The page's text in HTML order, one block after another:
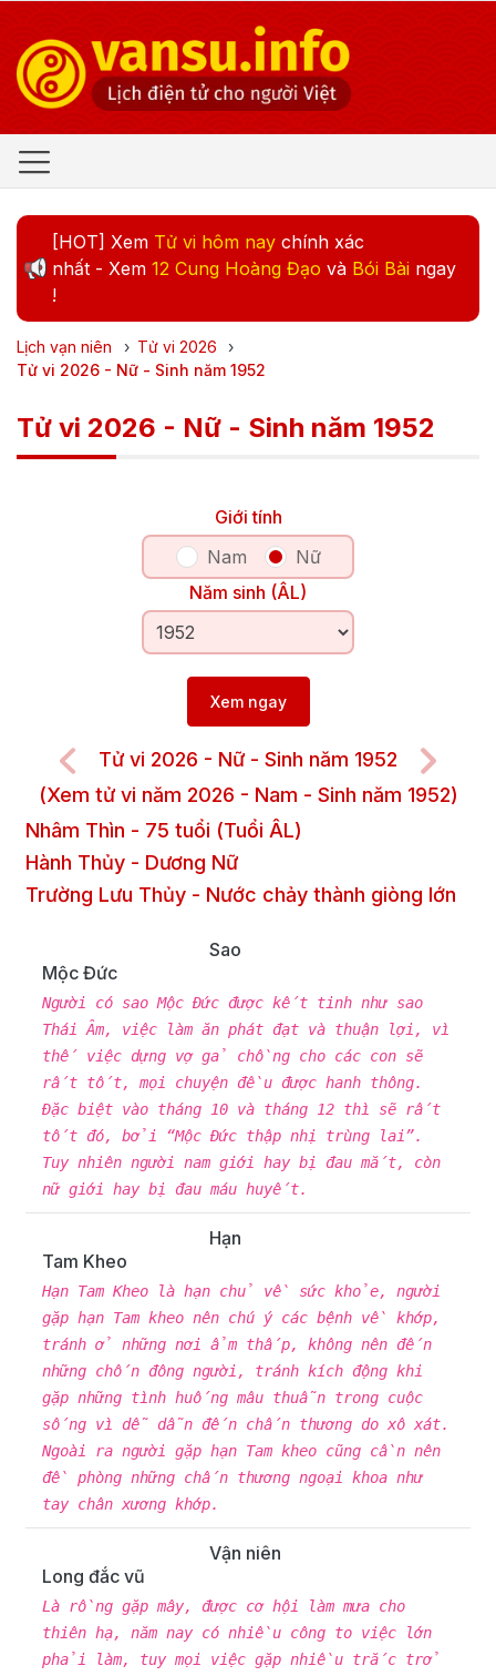
[HOT] Xem Tử vi hôm nay chính xác
nhất - Xem 12 Cung Hoàng Đạo và Bói Bài ngay
!
Lịch vạn niên › Tử vi 2026
›
Tử vi 2026 - Nữ - Sinh năm 1952
Tử vi 2026 - Nữ - Sinh năm 1952
Giới tính
Nam
Nữ
Năm sinh (ÂL)
Xem ngay
Tử vi 2026 - Nữ - Sinh năm 1952
(Xem tử vi năm 2026 - Nam - Sinh năm 1952)
Nhâm Thìn - 75 tuổi (Tuổi ÂL)
Hành Thủy - Dương Nữ
Trường Lưu Thủy - Nước chảy thành giòng lớn
Sao
Mộc Đức
Người có sao Mộc Đức được kết tinh như sao
Thái Âm, việc làm ăn phát đạt và thuận lợi, vì
thế việc dựng vợ gả chồng cho các con sẽ
rất tốt, mọi chuyện đều được hanh thông.
Đặc biệt vào tháng 10 và tháng 12 thì sẽ rất
tốt đó, bởi “Mộc Đức thập nhị trùng lai”.
Tuy nhiên người nam giới hay bị đau mắt, còn
nữ giới hay bị đau máu huyết.
Hạn
Tam Kheo
Hạn Tam Kheo là hạn chủ về sức khỏe, người
gặp hạn Tam kheo nên chú ý các bệnh về khớp,
tránh ở những nơi ẩm thấp, không nên đến
những chốn đông người, tránh kích động khi
gặp những tình huống mâu thuẫn trong cuộc
sống vì dễ dẫn đến chấn thương do xô xát.
Ngoài ra người gặp hạn Tam kheo cũng cần nên
đề phòng những chấn thương ngoại khoa như
tay chân xương khớp.
Vận niên
Long đắc vũ
Là rồng gặp mây, được cơ hội làm mưa cho
thiên hạ, năm nay có nhiều công to việc lớn
phải làm, tuy mọi việc gặp nhiều trắc trở